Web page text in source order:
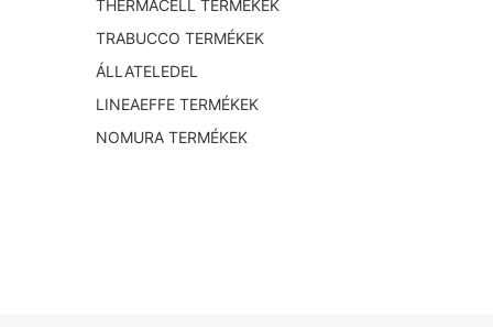
THERMACELL TERMÉKEK
TRABUCCO TERMÉKEK
ÁLLATELEDEL
LINEAEFFE TERMÉKEK
NOMURA TERMÉKEK